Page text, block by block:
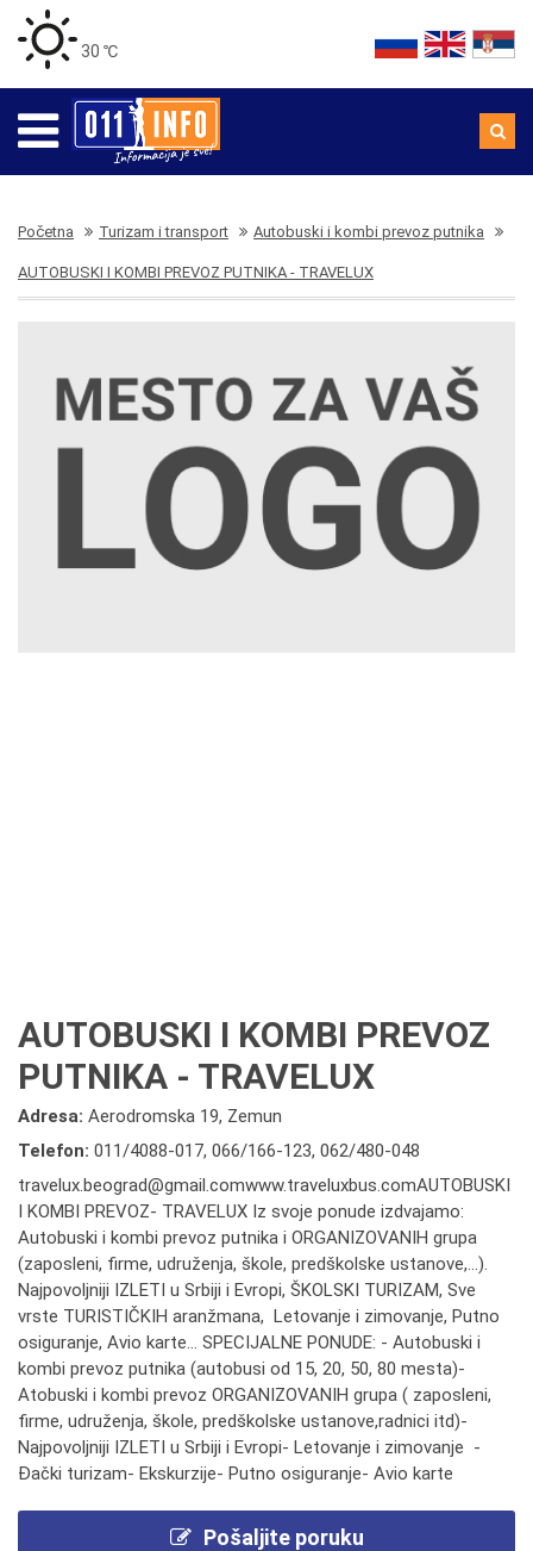
30 ℃
Početna Turizam i transport Autobuski i kombi prevoz putnika
AUTOBUSKI I KOMBI PREVOZ PUTNIKA - TRAVELUX
AUTOBUSKI I KOMBI PREVOZ
PUTNIKA - TRAVELUX
Adresa: Aerodromska 19, Zemun
Telefon: 011/4088-017, 066/166-123, 062/480-048
travelux.beograd@gmail.comwww.traveluxbus.comAUTOBUSKI
I KOMBI PREVOZ- TRAVELUX Iz svoje ponude izdvajamo:
Autobuski i kombi prevoz putnika i ORGANIZOVANIH grupa
(zaposleni, firme, udruženja, škole, predškolske ustanove,...).
Najpovoljniji IZLETI u Srbiji i Evropi, ŠKOLSKI TURIZAM, Sve
vrste TURISTIČKIH aranžmana, Letovanje i zimovanje, Putno
osiguranje, Avio karte... SPECIJALNE PONUDE: - Autobuski i
kombi prevoz putnika (autobusi od 15, 20, 50, 80 mesta)-
Atobuski i kombi prevoz ORGANIZOVANIH grupa ( zaposleni,
firme, udruženja, škole, predškolske ustanove,radnici itd)-
Najpovoljniji IZLETI u Srbiji i Evropi- Letovanje i zimovanje -
Đački turizam- Ekskurzije- Putno osiguranje- Avio karte
Pošaljite poruku